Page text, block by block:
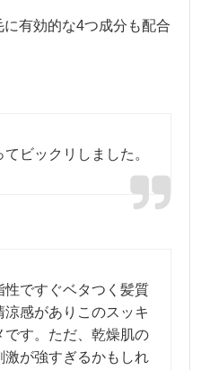
有効的な4つ成分も配合
ビックリしました。
性ですぐベタつく髪質
感がありこのスッキ
です。ただ、乾燥肌の
激が強すぎるかもしれ